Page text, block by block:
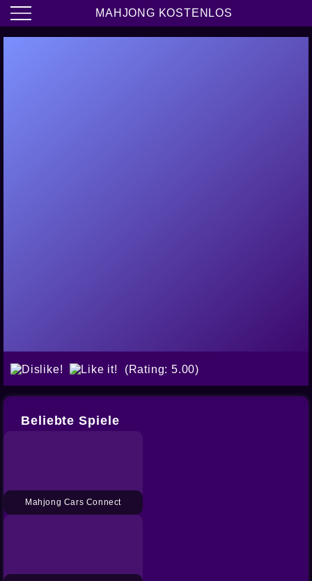
MAHJONG KOSTENLOS
(Rating: 5.00)
Beliebte Spiele
Mahjong Cars Connect